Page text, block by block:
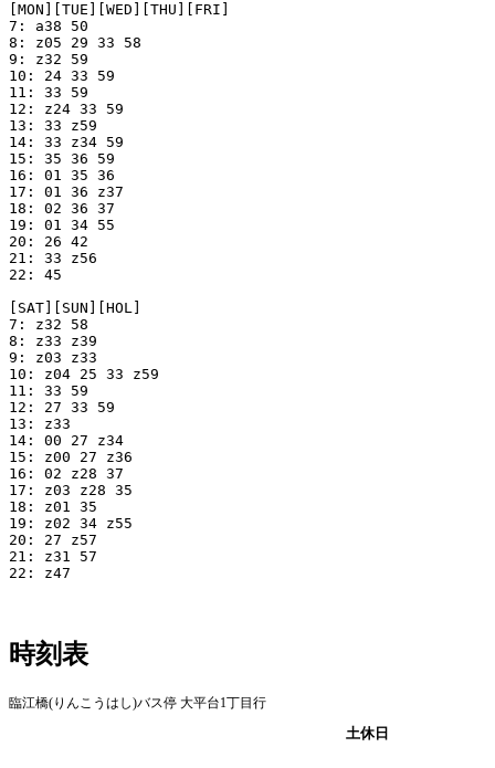
[MON][TUE][WED][THU][FRI]
7: a38 50
8: z05 29 33 58
9: z32 59
10: 24 33 59
11: 33 59
12: z24 33 59
13: 33 z59
14: 33 z34 59
15: 35 36 59
16: 01 35 36
17: 01 36 z37
18: 02 36 37
19: 01 34 55
20: 26 42
21: 33 z56
22: 45
[SAT][SUN][HOL]
7: z32 58
8: z33 z39
9: z03 z33
10: z04 25 33 z59
11: 33 59
12: 27 33 59
13: z33
14: 00 27 z34
15: z00 27 z36
16: 02 z28 37
17: z03 z28 35
18: z01 35
19: z02 34 z55
20: 27 z57
21: z31 57
22: z47
時刻表
臨江橋(りんこうはし)バス停 大平台1丁目行
土休日